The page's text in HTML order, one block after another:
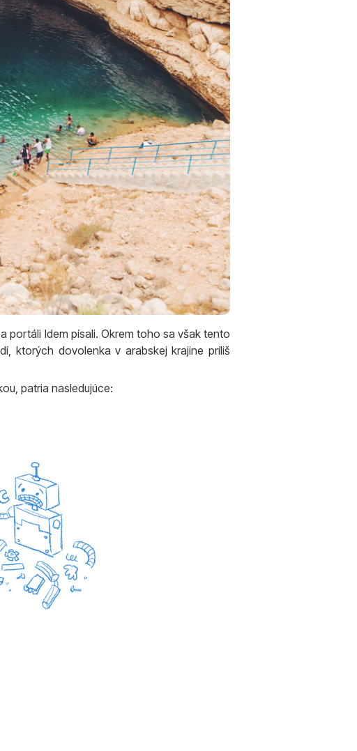
portáli Idem písali. Okrem toho sa však tento
ktorých dovolenka v arabskej krajine príliš
patria nasledujúce: